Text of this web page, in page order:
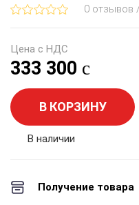
0 отзывов
Цена с НДС
333 300
В КОРЗИНУ
В наличии
Получение товара